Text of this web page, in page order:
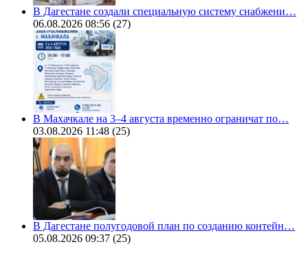
В Дагестане создали специальную систему снабжени…
06.08.2026 08:56 (27)
В Махачкале на 3–4 августа временно ограничат по…
03.08.2026 11:48 (25)
В Дагестане полугодовой план по созданию контейн…
05.08.2026 09:37 (25)